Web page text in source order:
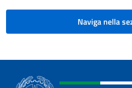
Naviga nella